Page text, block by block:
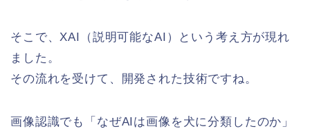
そこで、XAI（説明可能なAI）という考え方が現れ
ました。
その流れを受けて、開発された技術ですね。
画像認識でも「なぜAIは画像を犬に分類したのか」